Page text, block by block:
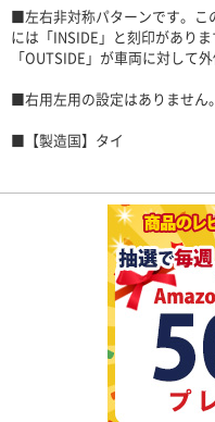
■左右非対称パターンです。こ
には「INSIDE」と刻印がありま
「OUTSIDE」が車両に対して
■右用左用の設定はありません。
■【製造国】タイ